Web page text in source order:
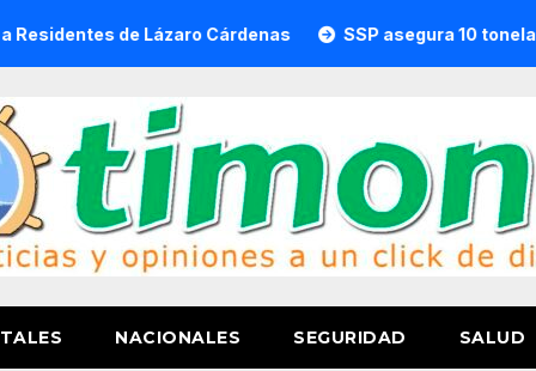
Cárdenas SSP asegura 10 toneladas de droga
NACIONALES SEGURIDAD SALUD